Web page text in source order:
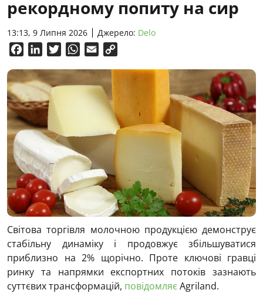
рекордному попиту на сир
13:13, 9 Липня 2026 Джерело: Delo
FacebookLinkedInTwitterWhatsApp
Email
Світова торгівля молочною продукцією демонструє
стабільну динаміку і продовжує збільшуватися
приблизно на 2% щорічно. Проте ключові гравці
ринку та напрямки експортних потоків зазнають
суттєвих трансформацій, повідомляєАgriland.